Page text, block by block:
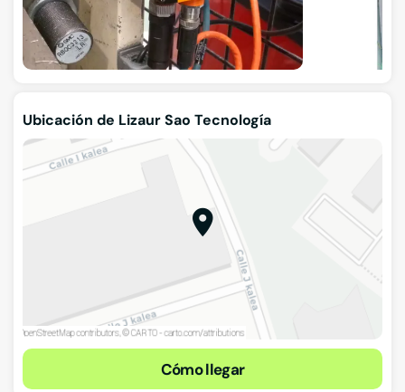
Ubicación de Lizaur Sao Tecnología
Cómo llegar